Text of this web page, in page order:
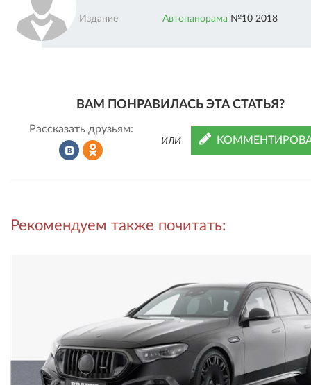
Издание Автопанорама №10 2018
ВАМ ПОНРАВИЛАСЬ ЭТА СТАТЬЯ?
Рассказать друзьям:
во в
Одноклассниках
ИЛИ
Рекомендуем также почитать: